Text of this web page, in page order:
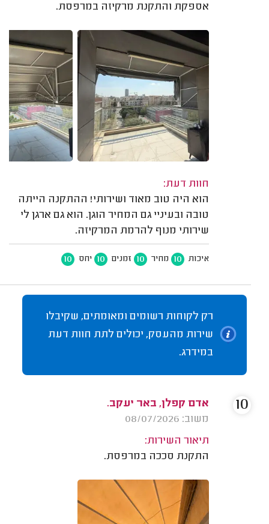
אספקת והתקנת מרקיזה במרפסת.
חוות דעת:
הוא היה טוב מאוד ושירותי! ההתקנה הייתה
טובה ובעיניי גם המחיר הוגן. הוא גם ארגן לי
שירותי מנוף להרמת המרקיזה.
איכות 10 מחיר 10 זמנים 10 יחס 10
רק לקוחות רשומים ומאומתים, שקיבלו
שירות מהעסק, יכולים לתת חוות דעת
במידרג.
אדם קפלן, באר יעקב.
משוב: 08/07/2026
תיאור השירות:
התקנת סככה במרפסת.
10